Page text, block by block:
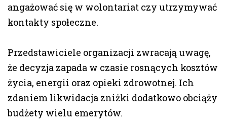
angażować się w wolontariat czy utrzymywać
kontakty społeczne.
Przedstawiciele organizacji zwracają uwagę,
że decyzja zapada w czasie rosnących kosztów
życia, energii oraz opieki zdrowotnej. Ich
zdaniem likwidacja zniżki dodatkowo obciąży
budżety wielu emerytów.